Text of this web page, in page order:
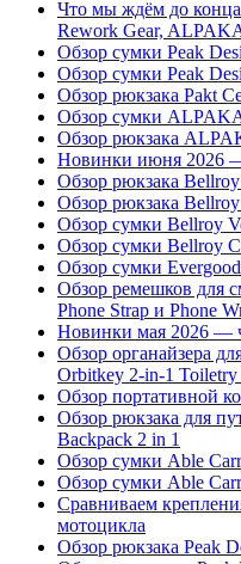
Что мы ждём до
Rework Gear,
Обзор сумки Peak
Обзор сумки Peak
Обзор рюкзака Pakt
Обзор сумки
Обзор рюкзака
Новинки июня 2026
Обзор рюкзака
Обзор рюкзака
Обзор сумки Bellroy
Обзор сумки Bellroy
Обзор сумки
Обзор ремешков для
Phone Strap и Phone
Новинки мая 2026 —
Обзор органайзера
Orbitkey 2-in-1 Toiletry
Обзор портативной
Обзор рюкзака для
Backpack 2 in 1
Обзор сумки Able
Обзор сумки Able
Сравниваем
мотоцикла
Обзор рюкзака Peak